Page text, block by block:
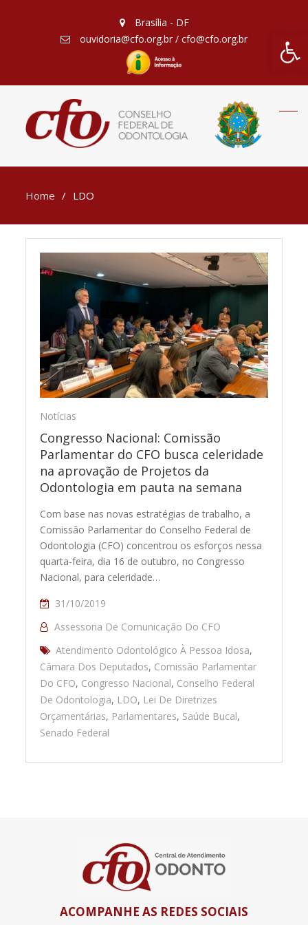
Barra
Brasília - DF
ouvidoria@cfo.org.br / cfo@cfo.org.br
Home LDO
Notícias
Congresso Nacional: Comissão
Parlamentar do CFO busca celeridade
na aprovação de Projetos da
Odontologia em pauta na semana
Com base nas novas estratégias de trabalho, a
Comissão Parlamentar do Conselho Federal de
Odontologia (CFO) concentrou os esforços nessa
quarta-feira, dia 16 de outubro, no Congresso
Nacional, para celeridade…
31/10/2019
Assessoria De Comunicação Do CFO
Atendimento Odontológico À Pessoa Idosa,
Câmara Dos Deputados, Comissão Parlamentar
Do CFO, Congresso Nacional, Conselho Federal
De Odontologia, LDO, Lei De Diretrizes
Orçamentárias, Parlamentares, Saúde Bucal,
Senado Federal
ACOMPANHE AS REDES SOCIAIS